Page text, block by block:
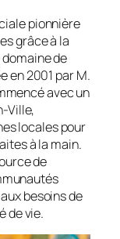
pionnière
grâce à la
de
en 2001 par M.
avec un
Ville,
locales pour
à la main.
de
besoins de
de vie.